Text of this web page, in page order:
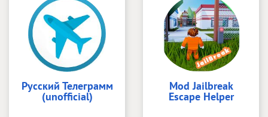
Русский Телеграмм
(unofficial)
Mod Jailbreak
Escape Helper